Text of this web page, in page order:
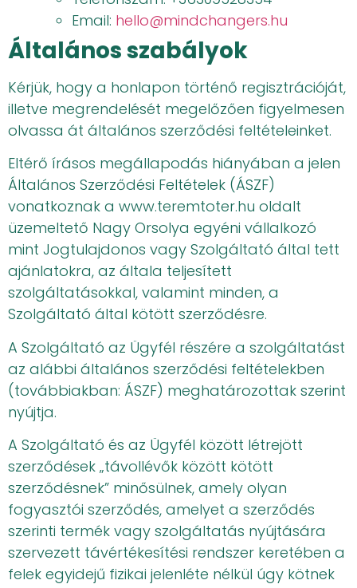
Email: hello@mindchangers.hu
Általános szabályok
Kérjük, hogy a honlapon történő regisztrációját,
illetve megrendelését megelőzően figyelmesen
olvassa át általános szerződési feltételeinket.
Eltérő írásos megállapodás hiányában a jelen
Általános Szerződési Feltételek (ÁSZF)
vonatkoznak a www.teremtoter.hu oldalt
üzemeltető Nagy Orsolya egyéni vállalkozó
mint Jogtulajdonos vagy Szolgáltató által tett
ajánlatokra, az általa teljesített
szolgáltatásokkal, valamint minden, a
Szolgáltató által kötött szerződésre.
A Szolgáltató az Ügyfél részére a szolgáltatást
az alábbi általános szerződési feltételekben
(továbbiakban: ÁSZF) meghatározottak szerint
nyújtja.
A Szolgáltató és az Ügyfél között létrejött
szerződések „távollévők között kötött
szerződésnek” minősülnek, amely olyan
fogyasztói szerződés, amelyet a szerződés
szerinti termék vagy szolgáltatás nyújtására
szervezett távértékesítési rendszer keretében a
felek egyidejű fizikai jelenléte nélkül úgy kötnek